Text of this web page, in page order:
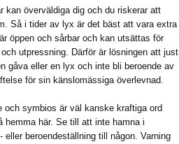
kan överväldiga dig och du riskerar att
Så i tider av lyx är det bäst att vara extra
öppen och sårbar och kan utsättas för
utpressning. Därför är lösningen att just
gåva eller en lyx och inte bli beroende av
för sin känslomässiga överlevnad.
och symbios är väl kanske kraftiga ord
hemma här. Se till att inte hamna i
eller beroendeställning till någon. Varning